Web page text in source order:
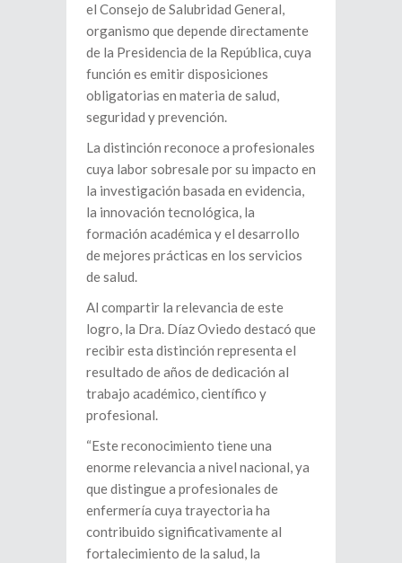
el Consejo de Salubridad General,
organismo que depende directamente
de la Presidencia de la República, cuya
función es emitir disposiciones
obligatorias en materia de salud,
seguridad y prevención.
La distinción reconoce a profesionales
cuya labor sobresale por su impacto en
la investigación basada en evidencia,
la innovación tecnológica, la
formación académica y el desarrollo
de mejores prácticas en los servicios
de salud.
Al compartir la relevancia de este
logro, la Dra. Díaz Oviedo destacó que
recibir esta distinción representa el
resultado de años de dedicación al
trabajo académico, científico y
profesional.
“Este reconocimiento tiene una
enorme relevancia a nivel nacional, ya
que distingue a profesionales de
enfermería cuya trayectoria ha
contribuido significativamente al
fortalecimiento de la salud, la